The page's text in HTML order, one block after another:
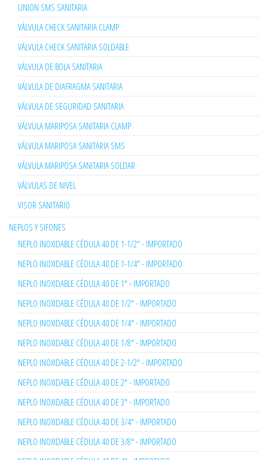
UNION SMS SANITARIA
VÁLVULA CHECK SANITARIA CLAMP
VÁLVULA CHECK SANITARIA SOLDABLE
VÁLVULA DE BOLA SANITARIA
VÁLVULA DE DIAFRAGMA SANITARIA
VÁLVULA DE SEGURIDAD SANITARIA
VÁLVULA MARIPOSA SANITARIA CLAMP
VÁLVULA MARIPOSA SANITARIA SMS
VÁLVULA MARIPOSA SANITARIA SOLDAR
VÁLVULAS DE NIVEL
VISOR SANITARIO
NEPLOS Y SIFONES
NEPLO INOXIDABLE CÉDULA 40 DE 1-1/2" - IMPORTADO
NEPLO INOXIDABLE CÉDULA 40 DE 1-1/4" - IMPORTADO
NEPLO INOXIDABLE CÉDULA 40 DE 1" - IMPORTADO
NEPLO INOXIDABLE CÉDULA 40 DE 1/2" - IMPORTADO
NEPLO INOXIDABLE CÉDULA 40 DE 1/4" - IMPORTADO
NEPLO INOXIDABLE CÉDULA 40 DE 1/8" - IMPORTADO
NEPLO INOXIDABLE CÉDULA 40 DE 2-1/2" - IMPORTADO
NEPLO INOXIDABLE CÉDULA 40 DE 2" - IMPORTADO
NEPLO INOXIDABLE CÉDULA 40 DE 3" - IMPORTADO
NEPLO INOXIDABLE CÉDULA 40 DE 3/4" - IMPORTADO
NEPLO INOXIDABLE CÉDULA 40 DE 3/8" - IMPORTADO